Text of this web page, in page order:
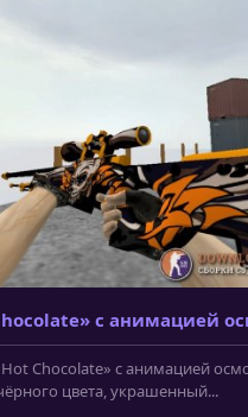
с анимацией
Chocolate» с анимацией
цвета, украшенный...